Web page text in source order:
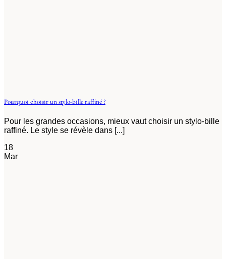
Pourquoi choisir un stylo-bille raffiné ?
Pour les grandes occasions, mieux vaut choisir un stylo-bille
raffiné. Le style se révèle dans [...]
18
Mar